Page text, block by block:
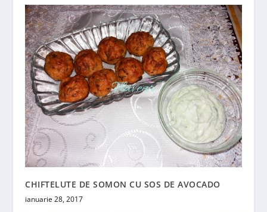
CHIFTELUTE DE SOMON CU SOS DE AVOCADO
ianuarie 28, 2017